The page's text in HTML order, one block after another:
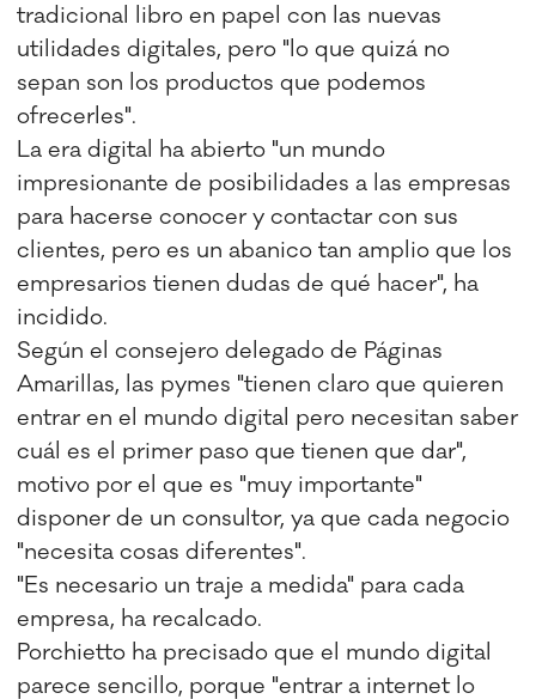
tradicional libro en papel con las nuevas
utilidades digitales, pero "lo que quizá no
sepan son los productos que podemos
ofrecerles".
La era digital ha abierto "un mundo
impresionante de posibilidades a las empresas
para hacerse conocer y contactar con sus
clientes, pero es un abanico tan amplio que los
empresarios tienen dudas de qué hacer", ha
incidido.
Según el consejero delegado de Páginas
Amarillas, las pymes "tienen claro que quieren
entrar en el mundo digital pero necesitan saber
cuál es el primer paso que tienen que dar",
motivo por el que es "muy importante"
disponer de un consultor, ya que cada negocio
"necesita cosas diferentes".
"Es necesario un traje a medida" para cada
empresa, ha recalcado.
Porchietto ha precisado que el mundo digital
parece sencillo, porque "entrar a internet lo